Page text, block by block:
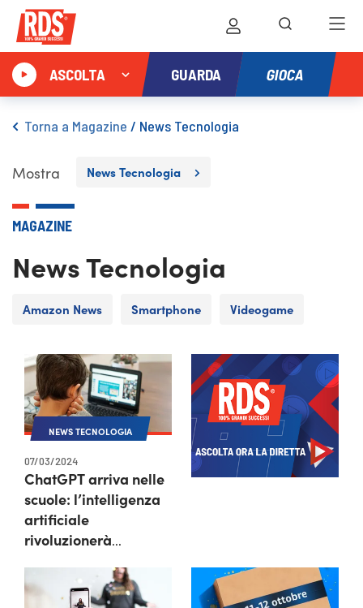
ASCOLTA GUARDA GIOCA
Torna a Magazine / News Tecnologia
Mostra News Tecnologia
MAGAZINE
News Tecnologia
Amazon News Smartphone Videogame
NEWS TECNOLOGIA
07/03/2024
ChatGPT arriva nelle
scuole: l’intelligenza
artificiale
rivoluzionerà